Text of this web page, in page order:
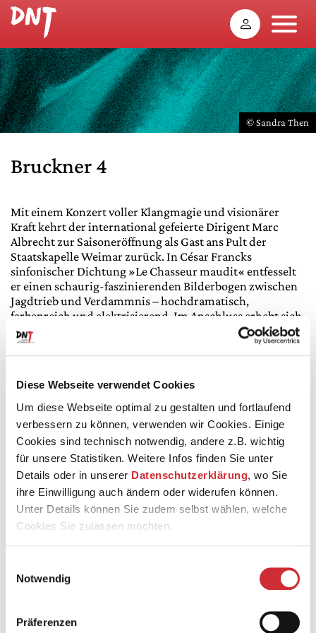
Diese Webseite verwendet Cookies
Um diese Webseite optimal zu gestalten und fortlaufend
verbessern zu können, verwenden wir Cookies. Einige
Cookies sind technisch notwendig, andere z.B. wichtig
für unsere Statistiken. Weitere Infos finden Sie unter
Details oder in unserer Datenschutzerklärung, wo Sie
ihre Einwilligung auch ändern oder widerufen können.
Unter Details können Sie zudem selbst wählen, welche
Cookies Sie zulassen möchten.
Notwendig
Präferenzen
© Sandra Then
Bruckner 4
Mit einem Konzert voller Klangmagie und visionärer
Kraft kehrt der international gefeierte Dirigent Marc
Albrecht zur Saisoneröffnung als Gast ans Pult der
Staatskapelle Weimar zurück. In César Francks
sinfonischer Dichtung »Le Chasseur maudit« entfesselt
er einen schaurig-faszinierenden Bilderbogen zwischen
Jagdtrieb und Verdammnis – hochdramatisch,
farbenreich und elektrisierend. Im Anschluss erhebt sich
Bruckners »Romantische«, der der Komponist selbst die
eine oder andere inhaltliche Inspiration angedichtet hat:
eine Sinfonie wie aus weiter Landschaft geboren, mit
und spiritueller Tiefe. Programmmusik oder nicht? Ganz
egal – Musik, die berauscht und die Fantasie auf Reisen
gehen lässt.
TIPP>> Lesen Sie sich im Vorfeld dieses Konzerts in das
literarische Schaffen des Sturm-und-Drang-Dichters
Gottfried August Bürger ein – und zwar nicht nur in seine
»Feldzüge und Abenteuer des Freiherrn von
Münchhausen«, sondern insbesondere in seine
Sonntag //